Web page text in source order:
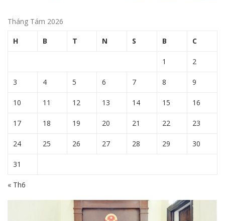
Tháng Tám 2026
H B T N S B C
1 2
3 4 5 6 7 8 9
10 11 12 13 14 15 16
17 18 19 20 21 22 23
24 25 26 27 28 29 30
31
« Th6